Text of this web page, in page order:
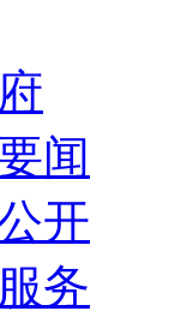
闻
开
务